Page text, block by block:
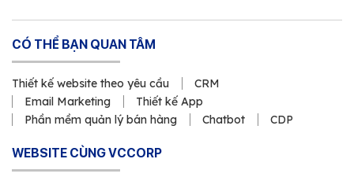
CÓ THỂ BẠN QUAN TÂM
Thiết kế website theo yêu cầu
CRM
Email Marketing
Thiết kế App
Phần mềm quản lý bán hàng
Chatbot CDP
WEBSITE CÙNG VCCORP